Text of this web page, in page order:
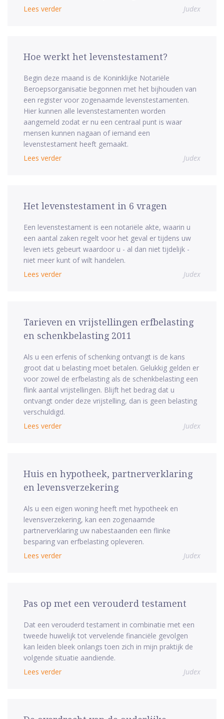
Lees verder
Judex
Hoe werkt het levenstestament?
Begin deze maand is de Koninklijke Notariële
Beroepsorganisatie begonnen met het bijhouden van
een register voor zogenaamde levenstestamenten.
Hier kunnen alle levenstestamenten worden
aangemeld zodat er nu een centraal punt is waar
mensen kunnen nagaan of iemand een
levenstestament heeft gemaakt.
Lees verder
Judex
Het levenstestament in 6 vragen
Een levenstestament is een notariële akte, waarin u
een aantal zaken regelt voor het geval er tijdens uw
leven iets gebeurt waardoor u - al dan niet tijdelijk -
niet meer kunt of wilt handelen.
Lees verder
Judex
Tarieven en vrijstellingen erfbelasting
en schenkbelasting 2011
Als u een erfenis of schenking ontvangt is de kans
groot dat u belasting moet betalen. Gelukkig gelden er
voor zowel de erfbelasting als de schenkbelasting een
flink aantal vrijstellingen. Blijft het bedrag dat u
ontvangt onder deze vrijstelling, dan is geen belasting
verschuldigd.
Lees verder
Judex
Huis en hypotheek, partnerverklaring
en levensverzekering
Als u een eigen woning heeft met hypotheek en
levensverzekering, kan een zogenaamde
partnerverklaring uw nabestaanden een flinke
besparing van erfbelasting opleveren.
Lees verder
Judex
Pas op met een verouderd testament
Dat een verouderd testament in combinatie met een
tweede huwelijk tot vervelende financiële gevolgen
kan leiden bleek onlangs toen zich in mijn praktijk de
volgende situatie aandiende.
Lees verder
Judex